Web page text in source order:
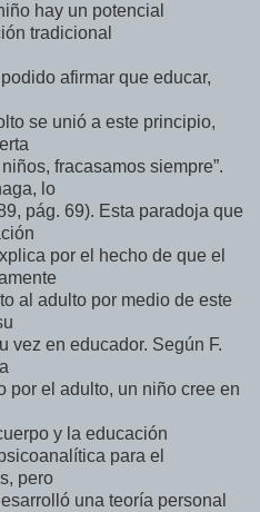
hay un potencial
tradicional
afirmar que educar,
se unió a este principio,
fracasamos siempre”.
lo
pág. 69). Esta paradoja que
por el hecho de que el
al adulto por medio de este
vez en educador. Según F.
por el adulto, un niño cree en
y la educación
para el
pero
una teoría personal